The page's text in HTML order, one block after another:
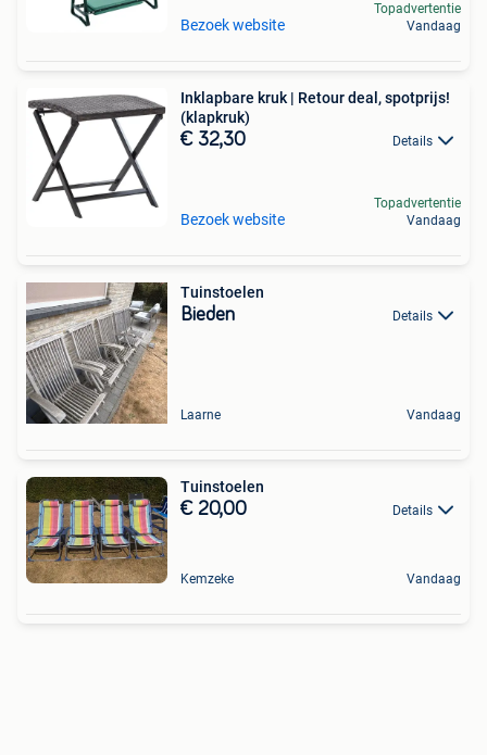
Bezoek website
Topadvertentie
Vandaag
Inklapbare kruk | Retour deal, spotprijs!
(klapkruk)
€ 32,30 Details
Bezoek website
Topadvertentie
Vandaag
Tuinstoelen
Bieden Details
Laarne Vandaag
Tuinstoelen
€ 20,00 Details
Kemzeke Vandaag